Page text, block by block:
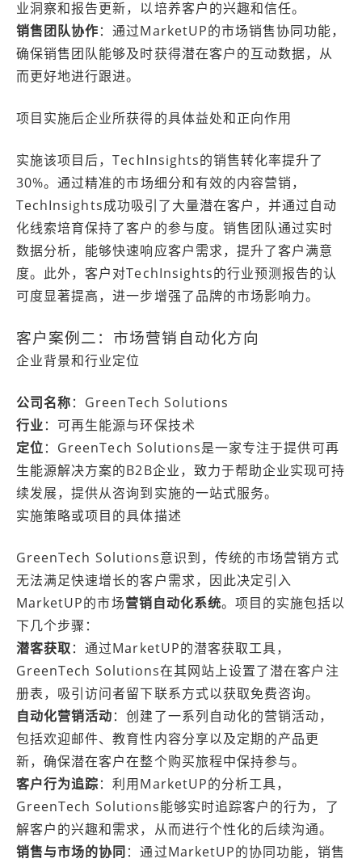
业洞察和报告更新，以培养客户的兴趣和信任。
销售团队协作：通过MarketUP的市场销售协同功能，
确保销售团队能够及时获得潜在客户的互动数据，从
而更好地进行跟进。
项目实施后企业所获得的具体益处和正向作用
实施该项目后，TechInsights的销售转化率提升了
30%。通过精准的市场细分和有效的内容营销，
TechInsights成功吸引了大量潜在客户，并通过自动
化线索培育保持了客户的参与度。销售团队通过实时
数据分析，能够快速响应客户需求，提升了客户满意
度。此外，客户对TechInsights的行业预测报告的认
可度显著提高，进一步增强了品牌的市场影响力。
客户案例二：市场营销自动化方向
企业背景和行业定位
公司名称：GreenTech Solutions
行业：可再生能源与环保技术
定位：GreenTech Solutions是一家专注于提供可再
生能源解决方案的B2B企业，致力于帮助企业实现可持
续发展，提供从咨询到实施的一站式服务。
实施策略或项目的具体描述
GreenTech Solutions意识到，传统的市场营销方式
无法满足快速增长的客户需求，因此决定引入
MarketUP的市场营销自动化系统。项目的实施包括以
下几个步骤：
潜客获取：通过MarketUP的潜客获取工具，
GreenTech Solutions在其网站上设置了潜在客户注
册表，吸引访问者留下联系方式以获取免费咨询。
自动化营销活动：创建了一系列自动化的营销活动，
包括欢迎邮件、教育性内容分享以及定期的产品更
新，确保潜在客户在整个购买旅程中保持参与。
客户行为追踪：利用MarketUP的分析工具，
GreenTech Solutions能够实时追踪客户的行为，了
解客户的兴趣和需求，从而进行个性化的后续沟通。
销售与市场的协同：通过MarketUP的协同功能，销售